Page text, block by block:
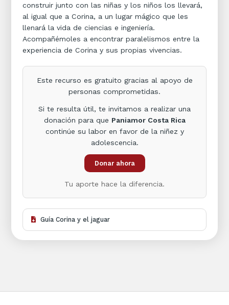
construir junto con las niñas y los niños los llevará,
al igual que a Corina, a un lugar mágico que les
llenará la vida de ciencias e ingeniería.
Acompañémoles a encontrar paralelismos entre la
experiencia de Corina y sus propias vivencias.
Este recurso es gratuito gracias al apoyo de
personas comprometidas.
Si te resulta útil, te invitamos a realizar una
donación para que Paniamor Costa Rica
continúe su labor en favor de la niñez y
adolescencia.
Donar ahora
Tu aporte hace la diferencia.
Guía Corina y el jaguar